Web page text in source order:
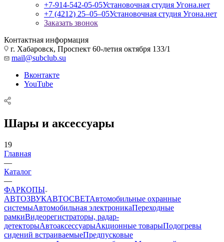
+7-914-542-05-05Установочная студия Угона.нет
+7 (4212) 25‒05‒05Установочная студия Угона.нет
Заказать звонок
Контактная информация
г. Хабаровск, Проспект 60-летия октября 133/1
mail@subclub.su
Вконтакте
YouTube
Шары и аксессуары
19
Главная
—
Каталог
—
ФАРКОПЫ
АВТОЗВУКАВТОСВЕТАвтомобильные охранные
системыАвтомобильная электроникаПереходные
рамкиВидеорегистраторы, радар-
детекторыАвтоаксессуарыАкционные товарыПодогревы
сидений встраиваемыеПредпусковые